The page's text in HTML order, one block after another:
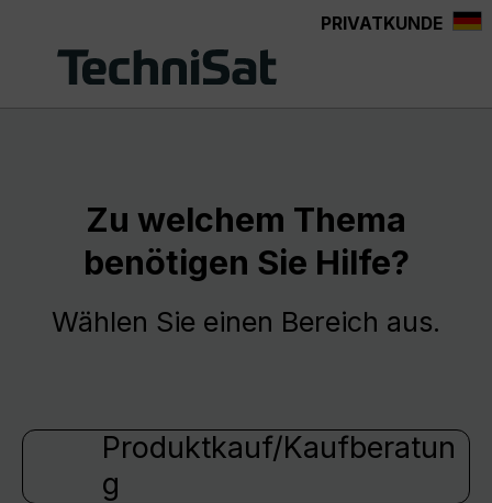
PRIVATKUNDE
Zu welchem Thema
benötigen Sie Hilfe?
Wählen Sie einen Bereich aus.
Produktkauf/Kaufberatun
g